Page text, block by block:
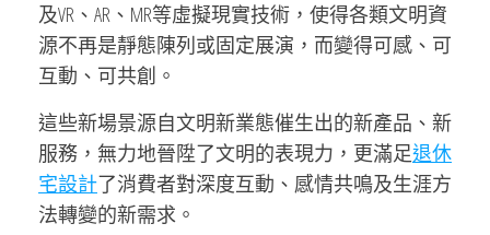
及VR、AR、MR等虛擬現實技術，使得各類文明資
源不再是靜態陳列或固定展演，而變得可感、可
互動、可共創。
這些新場景源自文明新業態催生出的新產品、新
服務，無力地晉陞了文明的表現力，更滿足退休
宅設計了消費者對深度互動、感情共鳴及生涯方
法轉變的新需求。